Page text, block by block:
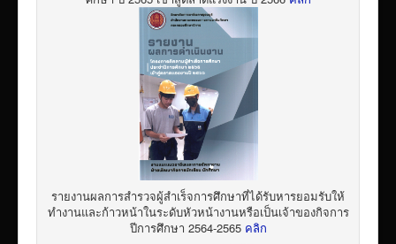
รายงานผลการสำรวจผู้สำเร็จการศึกษาที่ได้รับหารยอมรับให้
ทำงานและก้าวหน้าในระดับหัวหน้างานหรือเป็นเจ้าของกิจการ
ปีการศึกษา 2564-2565 คลิก